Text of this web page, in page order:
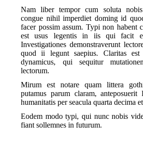
Nam liber tempor cum soluta
congue nihil imperdiet doming id
facer possim assum. Typi non habent
est usus legentis in iis qui facit
Investigationes demonstraverunt
quod ii legunt saepius. Claritas est
dynamicus, qui sequitur
lectorum.
Mirum est notare quam littera
putamus parum claram, anteposuerit
humanitatis per seacula quarta decima
Eodem modo typi, qui nunc nobis
fiant sollemnes in futurum.